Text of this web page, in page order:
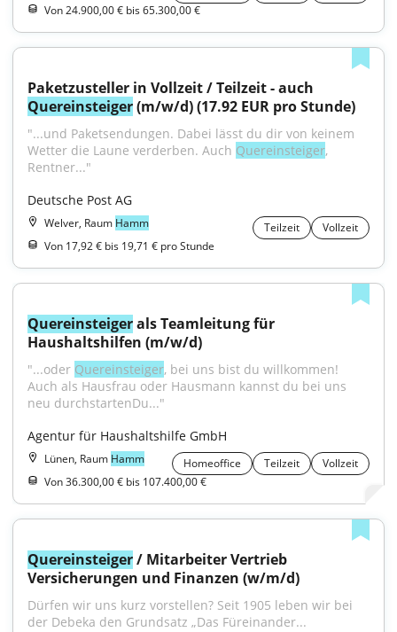
Von 24.900,00 € bis 65.300,00 €
Quereinsteiger (m/w/d) (17.92 EUR pro Stunde)
"...und Paketsendungen. Dabei lässt du dir von keinem
Wetter die Laune verderben. Auch Quereinsteiger,
Rentner..."
Deutsche Post AG
Welver, Raum Hamm Teilzeit
Vollzeit
Von 17,92 € bis 19,71 € pro Stunde
Quereinsteiger als Teamleitung für
Haushaltshilfen (m/w/d)
"...oder Quereinsteiger, bei uns bist du willkommen!
Auch als Hausfrau oder Hausmann kannst du bei uns
neu durchstartenDu..."
Agentur für Haushaltshilfe GmbH
Lünen, Raum Hamm Homeoffice Teilzeit
Vollzeit
Von 36.300,00 € bis 107.400,00 €
Quereinsteiger / Mitarbeiter Vertrieb
Versicherungen und Finanzen (w/m/d)
Dürfen wir uns kurz vorstellen? Seit 1905 leben wir bei
der Debeka den Grundsatz „Das Füreinander...